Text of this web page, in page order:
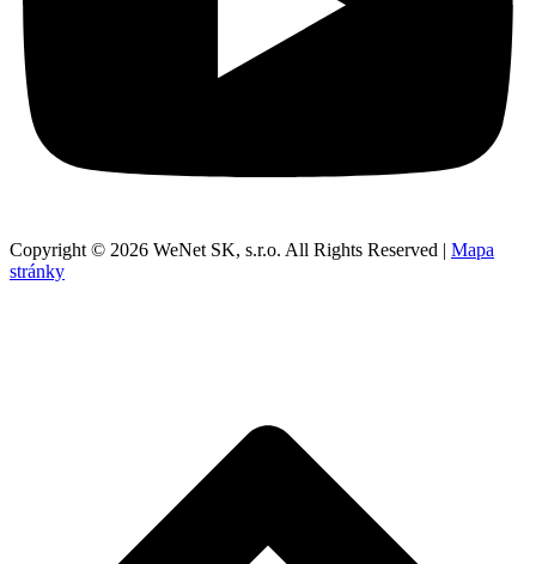
Copyright © 2026 WeNet SK, s.r.o. All Rights Reserved | Mapa
stránky